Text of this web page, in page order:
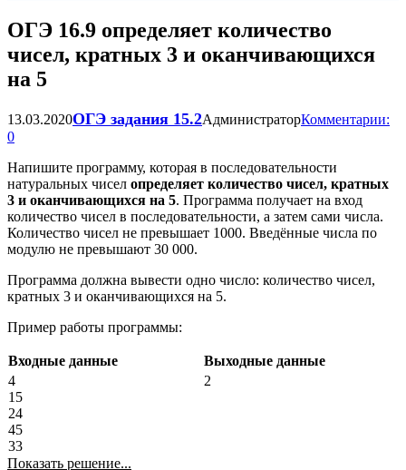
ОГЭ 16.9 определяет количество
чисел, кратных 3 и оканчивающихся
на 5
13.03.2020ОГЭ задания 15.2АдминистраторКомментарии:
0
Напишите программу, которая в последовательности
натуральных чисел определяет количество чисел, кратных
3 и оканчивающихся на 5. Программа получает на вход
количество чисел в последовательности, а затем сами числа.
Количество чисел не превышает 1000. Введённые числа по
модулю не превышают 30 000.
Программа должна вывести одно число: количество чисел,
кратных 3 и оканчивающихся на 5.
Пример работы программы:
Входные данные
Выходные данные
4
15
24
45
33
2
Показать решение...